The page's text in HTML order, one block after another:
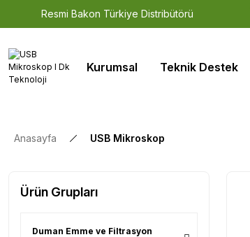
Resmi Bakon Türkiye Distribütörü
Kurumsal Teknik Destek
Anasayfa USB Mikroskop
Ürün Grupları
Duman Emme ve Filtrasyon